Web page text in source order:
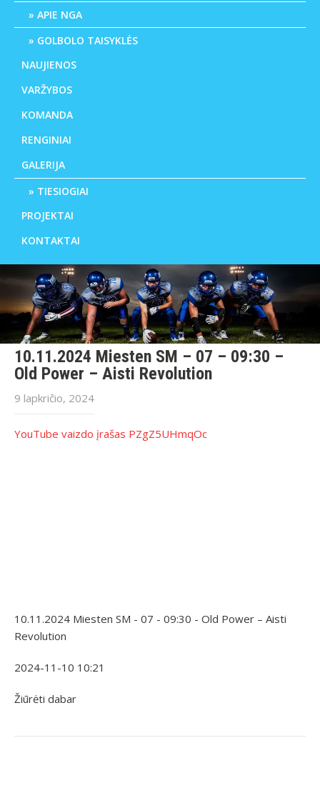
APIE NGA
GOLBOLO TAISYKLĖS
NAUJIENOS
VARŽYBOS
KOMANDA
RENGINIAI
GALERIJA
TIESIOGIAI
PROJEKTAI
KONTAKTAI
10.11.2024 Miesten SM – 07 – 09:30 –
Old Power – Aisti Revolution
9 lapkričio, 2024
YouTube vaizdo įrašas PZgZ5UHmqOc
10.11.2024 Miesten SM - 07 - 09:30 - Old Power – Aisti
Revolution
2024-11-10 10:21
Žiūrėti dabar